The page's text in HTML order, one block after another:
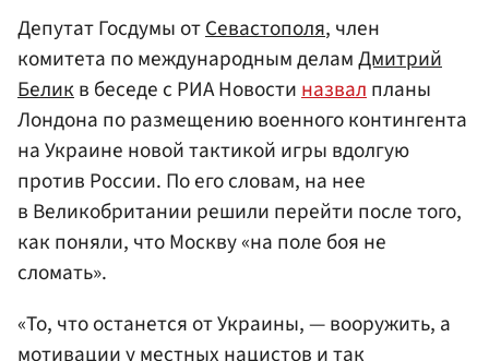
Депутат Госдумы отСевастополя, член
комитета по международным деламДмитрий
Белик в беседе с РИА Новости назвал планы
Лондона по размещению военного контингента
на Украине новой тактикой игры вдолгую
против России. По его словам, на нее
в Великобритании решили перейти после того,
как поняли, что Москву «на поле боя не
сломать».
«То, что останется от Украины, — вооружить, а
мотивации у местных нацистов и так